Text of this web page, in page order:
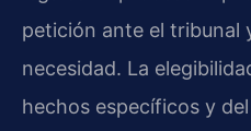
petición ante el tribunal
necesidad. La
hechos específicos y